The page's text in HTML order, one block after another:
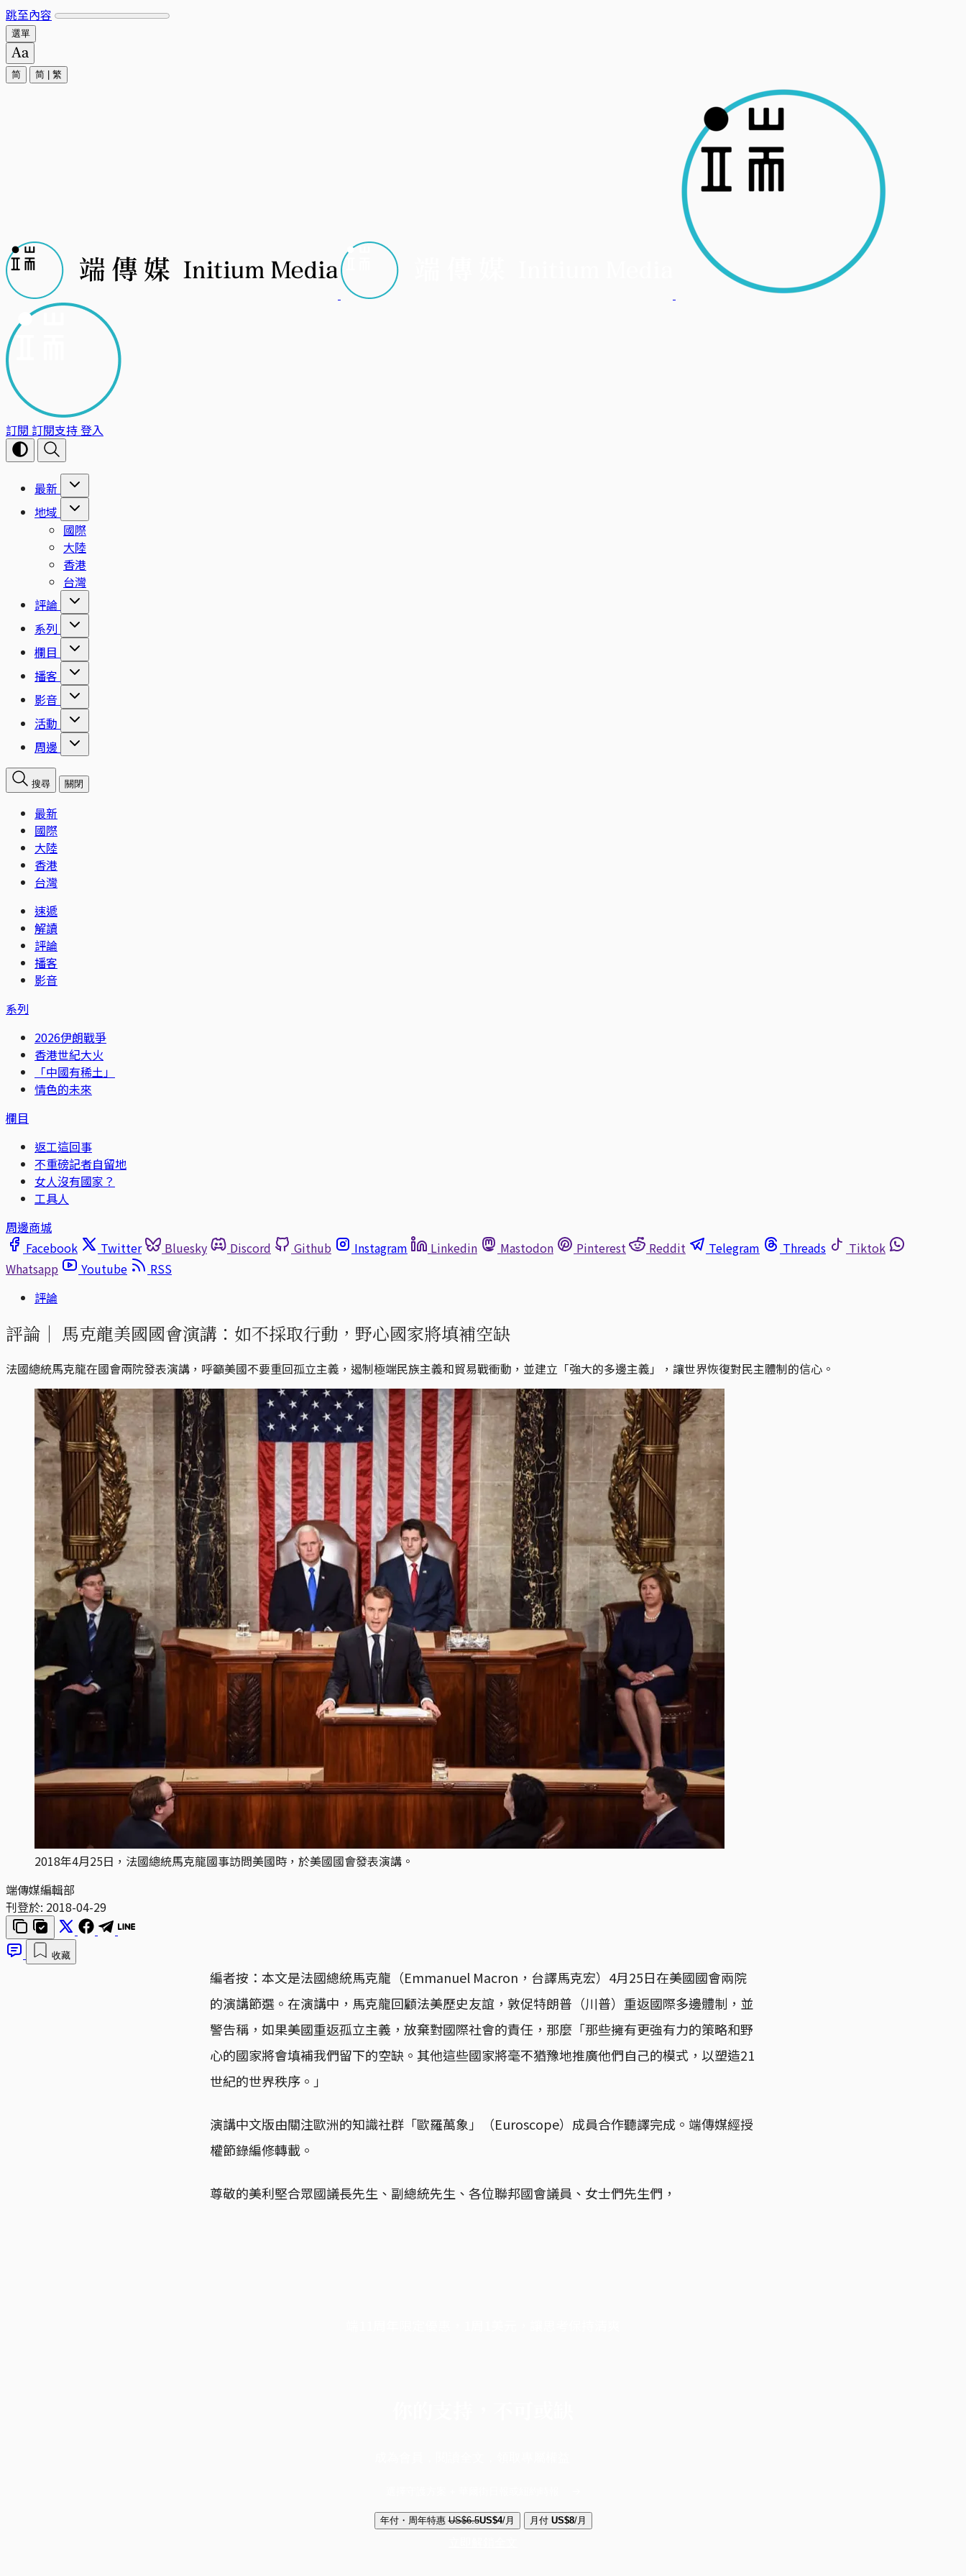
跳至內容
選單
简 简 繁
訂閱 訂閱支持登入
最新
地域
國際
大陸
香港
台灣
評論
系列
欄目
播客
影音
活動
周邊
搜尋 關閉
最新
國際
大陸
香港
台灣
速遞
解讀
評論
播客
影音
系列
2026伊朗戰爭
香港世紀大火
「中國有稀土」
情色的未來
欄目
返工這回事
不重磅記者自留地
女人沒有國家？
工具人
周邊商城
Facebook
Twitter Bluesky Discord Github Instagram Linkedin Mastodon Pinterest Reddit Telegram Threads
Tiktok
Whatsapp
Youtube
RSS
評論
評論｜ 馬克龍美國國會演講：如不採取行動，野心國家將填補空缺
法國總統馬克龍在國會兩院發表演講，呼籲美國不要重回孤立主義，遏制極端民族主義和貿易戰衝動，並建立「強大的多邊主義」，讓世界恢復對民主體制的信心。
2018年4月25日，法國總統馬克龍國事訪問美國時，於美國國會發表演講。
端傳媒編輯部
刊登於: 2018-04-29
收藏
編者按：本文是法國總統馬克龍（Emmanuel Macron，台譯馬克宏）4月25日在美國國會兩院
的演講節選。在演講中，馬克龍回顧法美歷史友誼，敦促特朗普（川普）重返國際多邊體制，並
警告稱，如果美國重返孤立主義，放棄對國際社會的責任，那麼「那些擁有更強有力的策略和野
心的國家將會填補我們留下的空缺。其他這些國家將毫不猶豫地推廣他們自己的模式，以塑造21
世紀的世界秩序。」
演講中文版由關注歐洲的知識社群「歐羅萬象」（Euroscope）成員合作聽譯完成。端傳媒經授
權節錄編修轉載。
尊敬的美利堅合眾國議長先生、副總統先生、各位聯邦國會議員、女士們先生們，
年付・周年特惠 US$6.5US$4/月 月付 US$8/月